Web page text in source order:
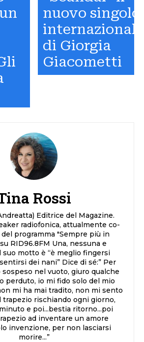
nuovo singolo
internazionale
di Giorgia
Giacometti
Rossi
Editrice del Magazine.
radiofonica, attualmente co-
programma "Sempre più in
RID96.8FM Una, nessuna e
suo motto è “è meglio fingersi
dei nani” Dice di sé:” Per
nel vuoto, giuro qualche
perduto, io mi fido solo del mio
mi ha mai tradito, non mi sento
trapezio rischiando ogni giorno,
e poi...bestia ritorno...poi
ad inventare un amore
invenzione, per non lasciarsi
morire...”